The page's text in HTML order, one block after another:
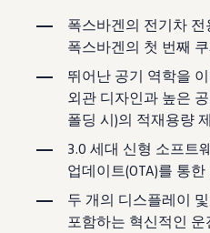
서비스 패키지
보증 연장 프로
모빌리티 개런티
사고차량 지원
자기부담금 지
폭스바겐 순정
내 차 서비스
ID 서비스
내비게이션 업
장거리 운행
이전 모델
액세서리
차량용
폭스바겐의 전기차 전
폭스바겐의 첫 번째
뛰어난 공기 역학을
외관 디자인과 높은
폴딩 시)의 적재용량
3.0 세대 신형 소프트
업데이트(OTA)를 통
두 개의 디스플레이
포함하는 혁신적인